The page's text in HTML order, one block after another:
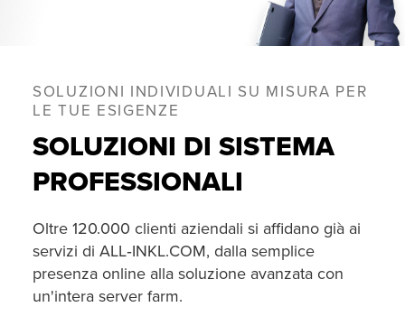
SOLUZIONI INDIVIDUALI SU MISURA PER
LE TUE ESIGENZE
SOLUZIONI DI SISTEMA
PROFESSIONALI
Oltre 120.000 clienti aziendali si affidano già ai
servizi di ALL‑INKL.COM, dalla semplice
presenza online alla soluzione avanzata con
un'intera server farm.